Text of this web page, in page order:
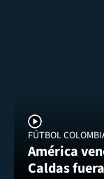
FÚTBOL
América
Caldas